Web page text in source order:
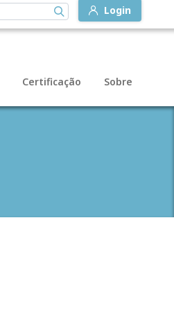
Login
Certificação Sobre